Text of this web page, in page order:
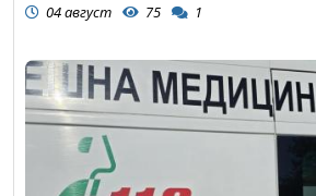
04 август 75 1